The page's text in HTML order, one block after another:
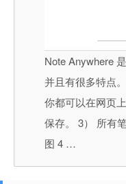
Note Anywhere
并且有很多特点
你都可以在网页
保存。 3） 所有
图 4 …